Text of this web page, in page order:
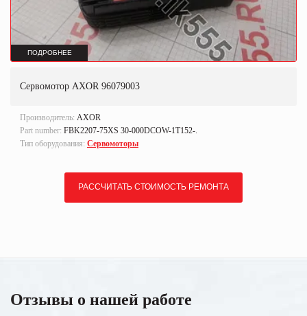
ПОДРОБНЕЕ
Сервомотор AXOR 96079003
Производитель: AXOR
Part number: FBK2207-75XS 30-000DCOW-1T152-.
Тип оборудования: Сервомоторы
РАССЧИТАТЬ СТОИМОСТЬ РЕМОНТА
Отзывы о нашей работе